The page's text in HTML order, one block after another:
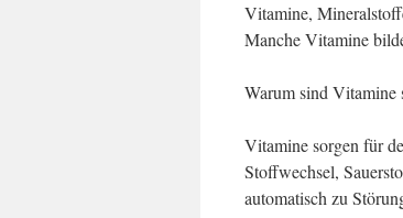
Vitamine,
Manche Vitamine
Warum sind Vitamine
Vitamine sorgen für
Stoffwechsel,
automatisch zu